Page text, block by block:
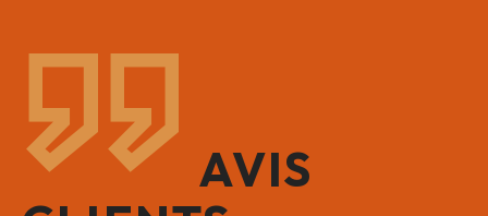
AVIS